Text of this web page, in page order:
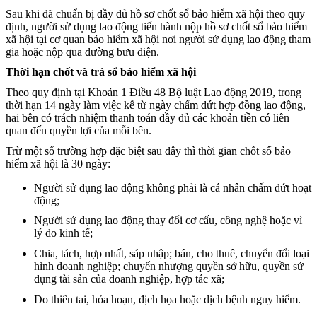
Sau khi đã chuẩn bị đầy đủ hồ sơ chốt sổ bảo hiểm xã hội theo quy
định, người sử dụng lao động tiến hành nộp hồ sơ chốt sổ bảo hiểm
xã hội tại cơ quan bảo hiểm xã hội nơi người sử dụng lao động tham
gia hoặc nộp qua đường bưu điện.
Thời hạn chốt và trả sổ bảo hiểm xã hội
Theo quy định tại Khoản 1 Điều 48 Bộ luật Lao động 2019, trong
thời hạn 14 ngày làm việc kể từ ngày chấm dứt hợp đồng lao động,
hai bên có trách nhiệm thanh toán đầy đủ các khoản tiền có liên
quan đến quyền lợi của mỗi bên.
Trừ một số trường hợp đặc biệt sau đây thì thời gian chốt sổ bảo
hiểm xã hội là 30 ngày:
Người sử dụng lao động không phải là cá nhân chấm dứt hoạt
động;
Người sử dụng lao động thay đổi cơ cấu, công nghệ hoặc vì
lý do kinh tế;
Chia, tách, hợp nhất, sáp nhập; bán, cho thuê, chuyển đổi loại
hình doanh nghiệp; chuyển nhượng quyền sở hữu, quyền sử
dụng tài sản của doanh nghiệp, hợp tác xã;
Do thiên tai, hỏa hoạn, địch họa hoặc dịch bệnh nguy hiểm.